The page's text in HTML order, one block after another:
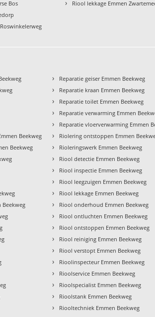
Bos › Riool lekkage Emmen
Beekweg
Beekweg
Beekweg
› Reparatie geiser Emmen Beekweg
› Reparatie kraan Emmen Beekweg
› Reparatie toilet Emmen Beekweg
› Reparatie verwarming Emmen
› Reparatie vloerverwarming Emmen
› Riolering ontstoppen Emmen
› Rioleringswerk Emmen Beekweg
› Riool detectie Emmen Beekweg
› Riool inspectie Emmen Beekweg
› Riool leegzuigen Emmen Beekweg
› Riool lekkage Emmen Beekweg
› Riool onderhoud Emmen Beekweg
› Riool ontluchten Emmen Beekweg
› Riool ontstoppen Emmen Beekweg
› Riool reiniging Emmen Beekweg
› Riool verstopt Emmen Beekweg
› Rioolinspecteur Emmen Beekweg
› Rioolservice Emmen Beekweg
› Rioolspecialist Emmen Beekweg
› Rioolstank Emmen Beekweg
› Riooltechniek Emmen Beekweg